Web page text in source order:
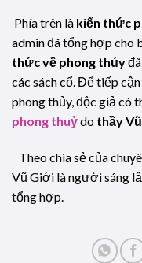
Phía trên là kiến thức
admin đã tổng hợp cho
thức về phong thủy
các sách cổ. Để tiếp
phong thủy, độc giả có
phong thuỷdo thầy
Theo chia sẻ của
Vũ Giới là người sáng
tổng hợp.